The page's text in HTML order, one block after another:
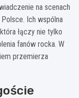
na scenach
Ich wspólna
łączy nie tylko
fanów rocka. W
przemierza